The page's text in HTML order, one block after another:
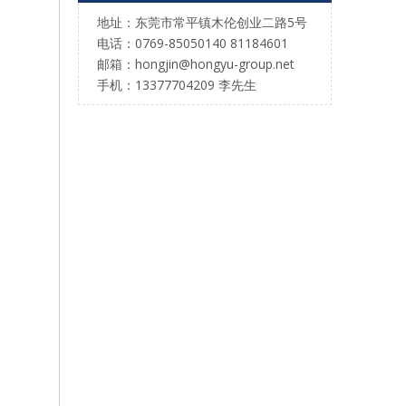
地址：东莞市常平镇木伦创业二路5号
电话：0769-85050140 81184601
邮箱：hongjin@hongyu-group.net
手机：13377704209 李先生